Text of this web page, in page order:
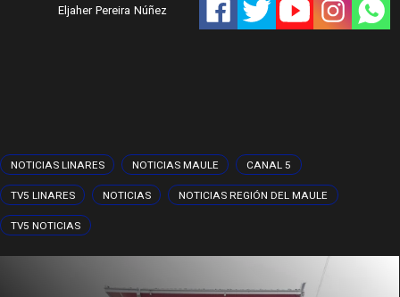
Eljaher Pereira Núñez
NOTICIAS LINARES NOTICIAS MAULE CANAL 5
TV5 LINARES NOTICIAS NOTICIAS REGIÓN DEL MAULE
TV5 NOTICIAS